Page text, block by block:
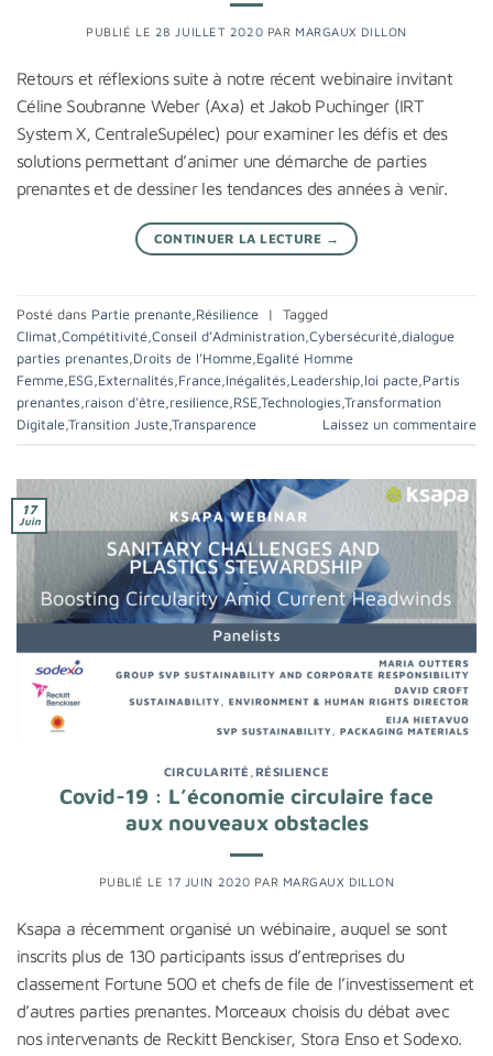
PUBLIÉ LE 28 JUILLET 2020 PAR MARGAUX DILLON
Retours et réflexions suite à notre récent webinaire invitant
Céline Soubranne Weber (Axa) et Jakob Puchinger (IRT
System X, CentraleSupélec) pour examiner les défis et des
solutions permettant d’animer une démarche de parties
prenantes et de dessiner les tendances des années à venir.
CONTINUER LA LECTURE →
Posté dans Partie prenante Résilience |
Tagged
Climat Compétitivité Conseil d’Administration Cybersécurité dialogue
parties prenantes Droits de l’Homme Egalité Homme
Femme ESG Externalités France Inégalités Leadership loi pacte Partis
prenantes raison d'être resilience RSE Technologies Transformation
Digitale Transition Juste Transparence Laissez un commentaire
17
Juin
CIRCULARITÉ RÉSILIENCE
Covid-19 : L’économie circulaire face
aux nouveaux obstacles
PUBLIÉ LE 17 JUIN 2020 PAR MARGAUX DILLON
Ksapa a récemment organisé un wébinaire, auquel se sont
inscrits plus de 130 participants issus d’entreprises du
classement Fortune 500 et chefs de file de l’investissement et
d’autres parties prenantes. Morceaux choisis du débat avec
nos intervenants de Reckitt Benckiser, Stora Enso et Sodexo.